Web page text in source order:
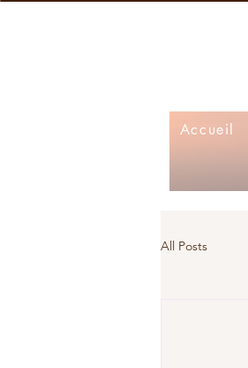
Accueil
All Posts